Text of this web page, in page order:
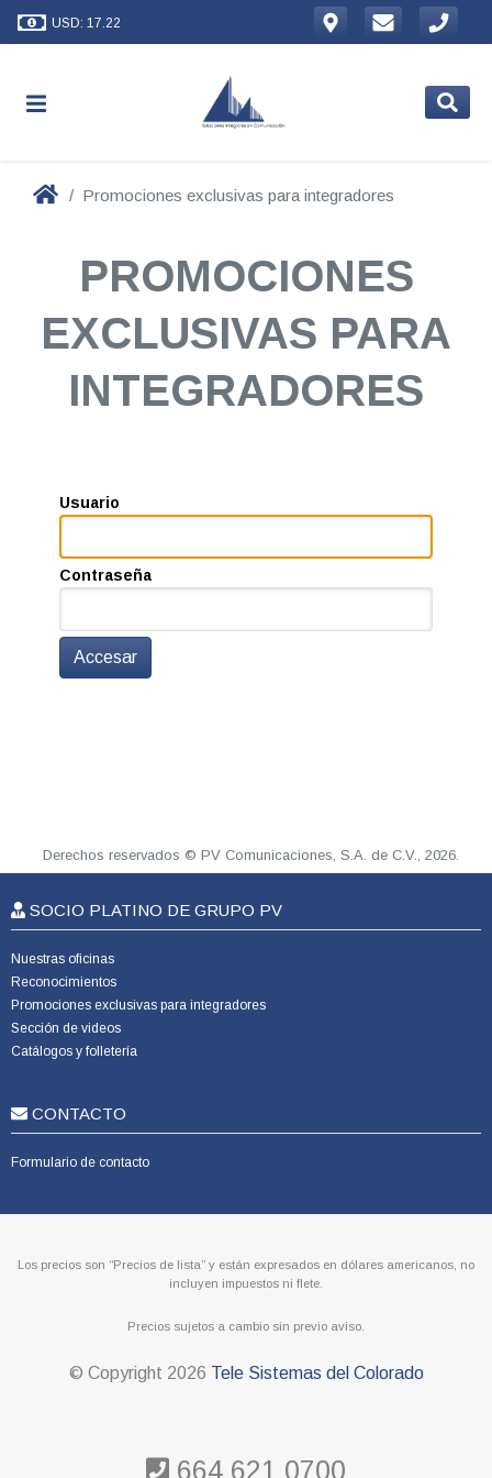
USD: 17.22
Promociones exclusivas para integradores
PROMOCIONES
EXCLUSIVAS PARA
INTEGRADORES
Usuario
Contraseña
Accesar
Derechos reservados © PV Comunicaciones, S.A. de C.V., 2026.
SOCIO PLATINO DE GRUPO PV
Nuestras oficinas
Reconocimientos
Promociones exclusivas para integradores
Sección de videos
Catálogos y folletería
CONTACTO
Formulario de contacto
Los precios son “Precios de lista” y están expresados en dólares americanos, no
incluyen impuestos ni flete.
Precios sujetos a cambio sin previo aviso.
© Copyright 2026 Tele Sistemas del Colorado
664 621 0700